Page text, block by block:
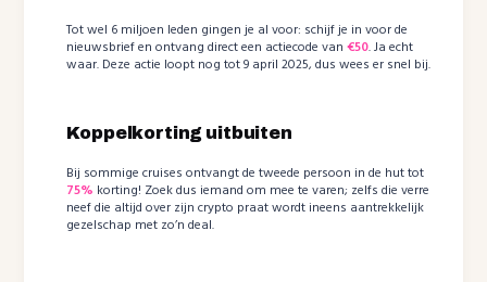
Tot wel 6 miljoen leden gingen je al voor: schijf je in voor de
nieuwsbrief en ontvang direct een actiecode van€50. Ja echt
waar. Deze actie loopt nog tot 9 april 2025, dus wees er snel bij.
Koppelkorting uitbuiten
Bij sommige cruises ontvangt de tweede persoon in de hut tot
75% korting! Zoek dus iemand om mee te varen; zelfs die verre
neef die altijd over zijn crypto praat wordt ineens aantrekkelijk
gezelschap met zo’n deal.